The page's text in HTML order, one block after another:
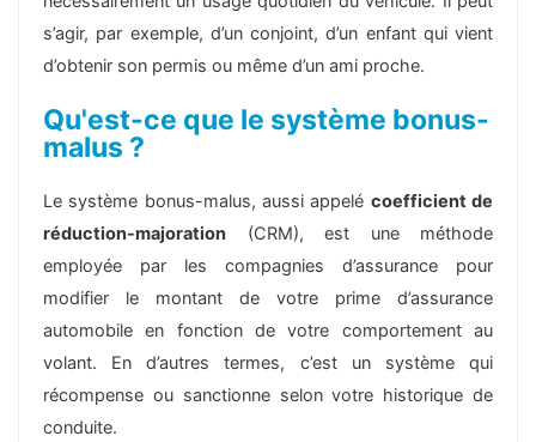
s’agir, par exemple, d’un conjoint, d’un enfant qui vient
d’obtenir son permis ou même d’un ami proche.
Qu'est-ce que le système bonus-
malus ?
Le système bonus-malus, aussi appelé coefficient de
réduction-majoration (CRM), est une méthode
employée par les compagnies d’assurance pour
modifier le montant de votre prime d’assurance
automobile en fonction de votre comportement au
volant. En d’autres termes, c’est un système qui
récompense ou sanctionne selon votre historique de
conduite.